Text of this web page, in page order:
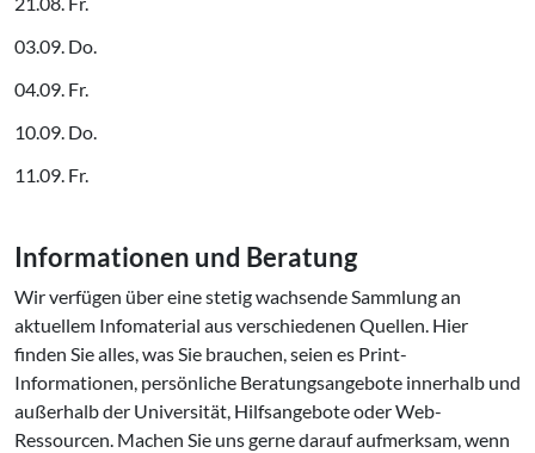
03.09. Do.
04.09. Fr.
10.09. Do.
11.09. Fr.
In­for­ma­tio­nen und Beratung
Wir verfügen über eine stetig wachsende Sammlung an
aktuellem Infomaterial aus verschiedenen Quellen. Hier
finden Sie alles, was Sie brauchen, seien es Print-
Informationen, persönliche Beratungsangebote innerhalb und
außerhalb der Universität, Hilfsangebote oder Web-
Ressourcen. Machen Sie uns gerne darauf aufmerksam, wenn